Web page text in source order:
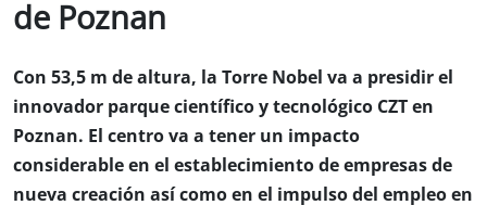
de Poznan
Con 53,5 m de altura, la Torre Nobel va a presidir el
innovador parque científico y tecnológico CZT en
Poznan. El centro va a tener un impacto
considerable en el establecimiento de empresas de
nueva creación así como en el impulso del empleo en